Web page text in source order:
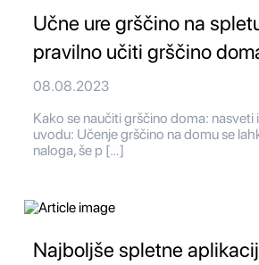
Učne ure grščino na
pravilno učiti grščino
08.08.2023
Kako se naučiti grščino doma:
uvodu: Učenje grščino na domu se
naloga, še p […]
Najboljše spletne